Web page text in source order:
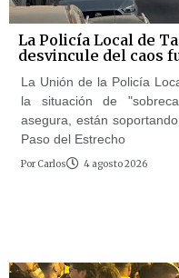
La Policía Local de
desvincule del caos
La Unión de la Policía
la situación de
asegura, están
Paso del Estrecho
Por Carlos 4 agosto 2026